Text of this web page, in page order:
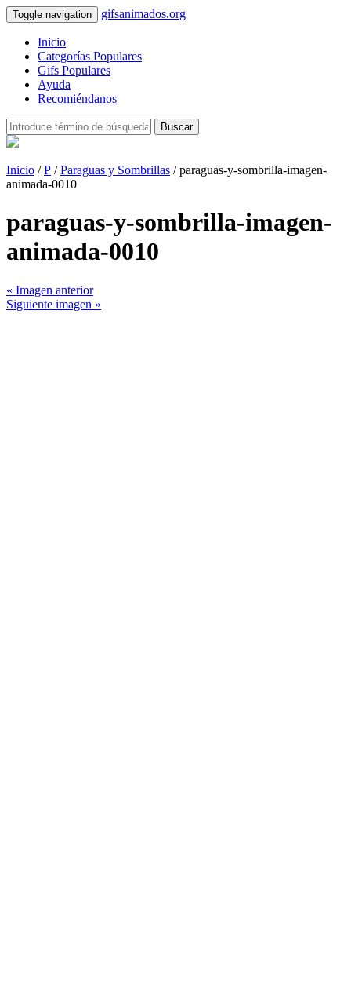
Toggle navigation gifsanimados.org
Inicio
Categorías Populares
Gifs Populares
Ayuda
Recomiéndanos
Buscar
Inicio /P /Paraguas y Sombrillas / paraguas-y-sombrilla-imagen-
animada-0010
paraguas-y-sombrilla-imagen-
animada-0010
« Imagen anterior
Siguiente imagen »